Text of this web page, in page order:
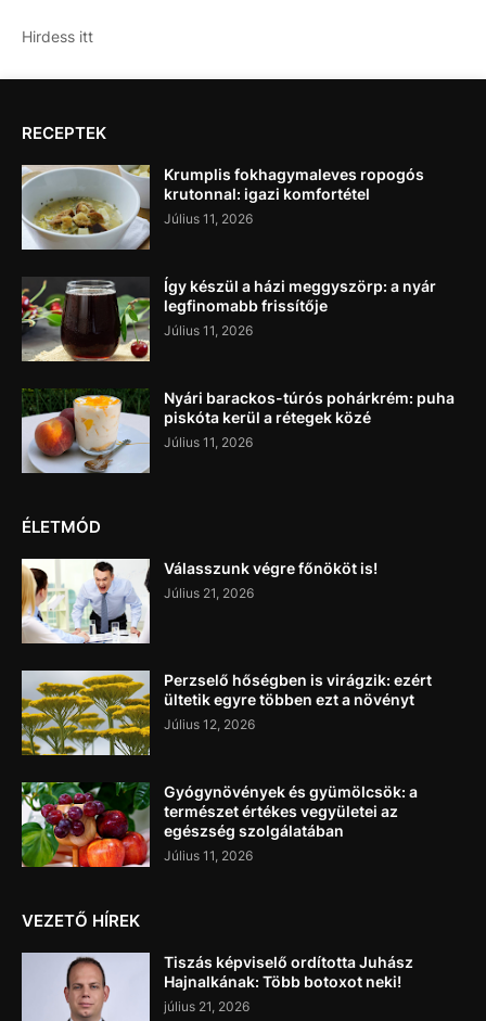
Hirdess itt
RECEPTEK
Krumplis fokhagymaleves ropogós
krutonnal: igazi komfortétel
Július 11, 2026
Így készül a házi meggyszörp: a nyár
legfinomabb frissítője
Július 11, 2026
Nyári barackos-túrós pohárkrém: puha
piskóta kerül a rétegek közé
Július 11, 2026
ÉLETMÓD
Válasszunk végre főnököt is!
Július 21, 2026
Perzselő hőségben is virágzik: ezért
ültetik egyre többen ezt a növényt
Július 12, 2026
Gyógynövények és gyümölcsök: a
természet értékes vegyületei az
egészség szolgálatában
Július 11, 2026
VEZETŐ HÍREK
Tiszás képviselő ordította Juhász
Hajnalkának: Több botoxot neki!
július 21, 2026